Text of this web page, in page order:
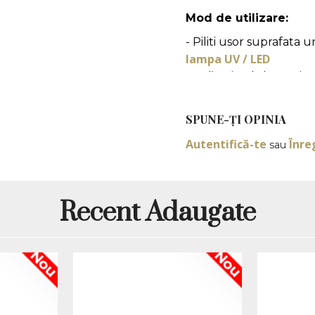
Mod de utilizare:
- Piliti usor suprafata
lampa UV / LED
- Aplicati gelul sau oja
*Produsele prezentate
minore de la pozele si
functie de actualizarile
SPUNE-ŢI OPINIA
Autentifică-te sau
Recent Adaugate
Nou Nou